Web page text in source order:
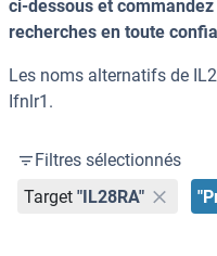
ci-dessous et
recherches en toute
Les noms alternatifs de
Ifnlr1.
Filtres sélectionnés
Target "IL28RA"